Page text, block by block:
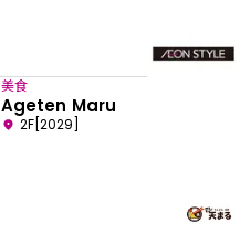
美食
Ageten Maru
2F[2029]